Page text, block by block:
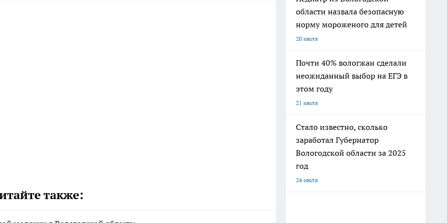
также:
области назвала безопасную
норму мороженого для детей
20 июля
Почти 40% вологжан сделали
неожиданный выбор на ЕГЭ в
этом году
21 июля
Стало известно, сколько
заработал Губернатор
Вологодской области за 2025
год
24 июля